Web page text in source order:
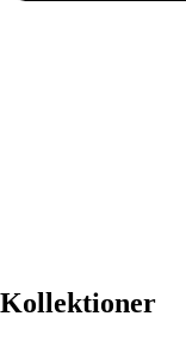
Kollektioner